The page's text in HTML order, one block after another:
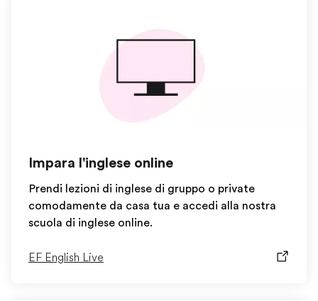
Impara l'inglese online
Prendi lezioni di inglese di gruppo o private
comodamente da casa tua e accedi alla nostra
scuola di inglese online.
EF English Live